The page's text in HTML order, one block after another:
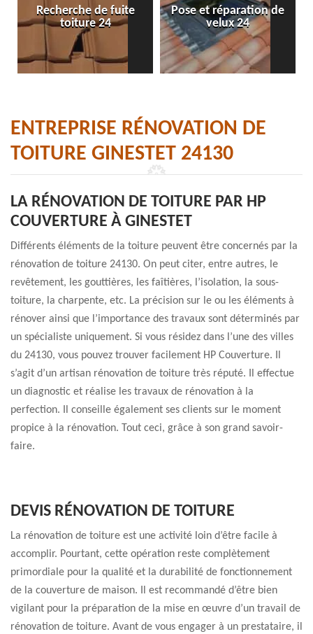
Recherche de fuite
toiture 24
Pose et réparation de
velux 24
ENTREPRISE RÉNOVATION DE
TOITURE GINESTET 24130
LA RÉNOVATION DE TOITURE PAR HP
COUVERTURE À GINESTET
Différents éléments de la toiture peuvent être concernés par la
rénovation de toiture 24130. On peut citer, entre autres, le
revêtement, les gouttières, les faîtières, l’isolation, la sous-
toiture, la charpente, etc. La précision sur le ou les éléments à
rénover ainsi que l’importance des travaux sont déterminés par
un spécialiste uniquement. Si vous résidez dans l’une des villes
du 24130, vous pouvez trouver facilement HP Couverture. Il
s’agit d’un artisan rénovation de toiture très réputé. Il effectue
un diagnostic et réalise les travaux de rénovation à la
perfection. Il conseille également ses clients sur le moment
propice à la rénovation. Tout ceci, grâce à son grand savoir-
faire.
DEVIS RÉNOVATION DE TOITURE
La rénovation de toiture est une activité loin d’être facile à
accomplir. Pourtant, cette opération reste complètement
primordiale pour la qualité et la durabilité de fonctionnement
de la couverture de maison. Il est recommandé d’être bien
vigilant pour la préparation de la mise en œuvre d’un travail de
rénovation de toiture. Avant de vous engager à un prestataire, il